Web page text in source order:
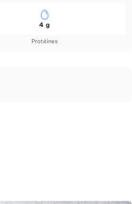
Protéines
4 g